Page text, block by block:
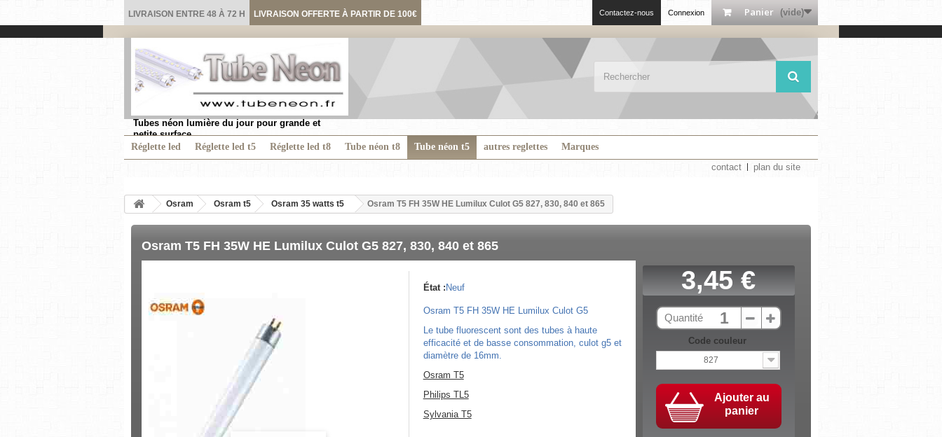
LIVRAISON ENTRE 48 À 72 H LIVRAISON OFFERTE À PARTIR DE 100€ Panier (vide)
Connexion
Contactez-nous
Tubes néon lumière du jour pour grande et
petite surface.
Réglette led
Réglette led t5 Réglette led t8 Tube néon t8 Tube néon t5 autres reglettes
Marques
contact
plan du site
Osram Osram t5 Osram 35 watts t5 Osram T5 FH 35W HE Lumilux Culot G5 827, 830, 840 et 865
Osram T5 FH 35W HE Lumilux Culot G5 827, 830, 840 et 865
État : Neuf
Osram T5 FH 35W HE Lumilux Culot G5
Le tube fluorescent sont des tubes à haute
efficacité et de basse consommation, culot g5 et
diamètre de 16mm.
Osram T5
Philips TL5
Sylvania T5
3,45 €
Quantité
Code couleur
827
Ajouter au
panier